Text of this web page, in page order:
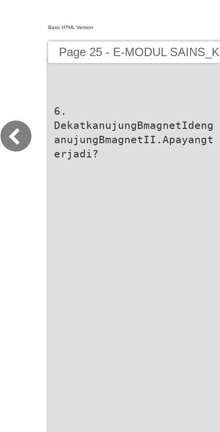
Basic HTML Version
Page 25 - E-MODUL
6.
DekatkanujungBmagnetIdeng
anujungBmagnetII.Apayangt
erjadi?